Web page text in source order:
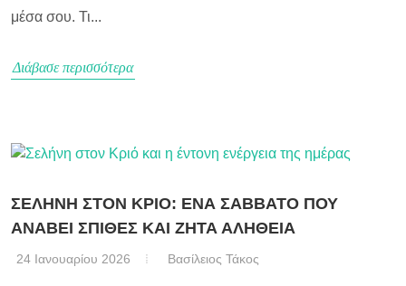
μέσα σου. Τι...
Διάβασε περισσότερα
ΣΕΛΗΝΗ ΣΤΟΝ ΚΡΙΟ: ΕΝΑ ΣΑΒΒΑΤΟ ΠΟΥ
ΑΝΑΒΕΙ ΣΠΙΘΕΣ ΚΑΙ ΖΗΤΑ ΑΛΗΘΕΙΑ
24 Ιανουαρίου 2026 Βασίλειος Τάκος